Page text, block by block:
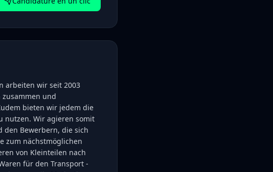
arbeiten wir seit 2003
und
bieten wir jedem die
nutzen. Wir agieren somit
Bewerbern, die sich
zum nächstmöglichen
von Kleinteilen nach
für den Transport -